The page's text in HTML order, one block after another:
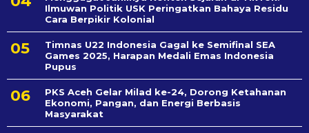
Ilmuwan Politik USK Peringatkan Bahaya Residu
Cara Berpikir Kolonial
Timnas U22 Indonesia Gagal ke Semifinal SEA
Games 2025, Harapan Medali Emas Indonesia
Pupus
PKS Aceh Gelar Milad ke-24, Dorong Ketahanan
Ekonomi, Pangan, dan Energi Berbasis
Masyarakat